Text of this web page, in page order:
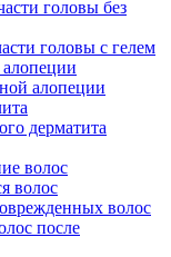
головы без
головы с гелем
алопеции
дерматита
волос
волос
волос
после